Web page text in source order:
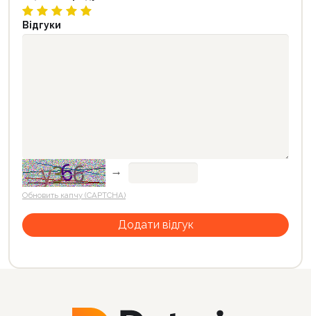
Відгуки
→
Обновить капчу (CAPTCHA)